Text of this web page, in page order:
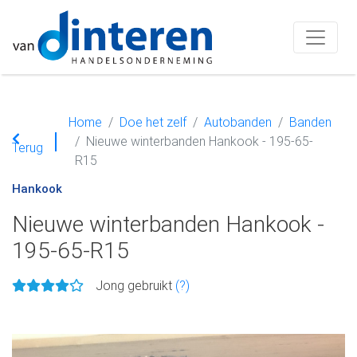
Terug
Home Doe het zelf Autobanden
Banden
Nieuwe winterbanden Hankook - 195-65-
R15
Hankook
Nieuwe winterbanden Hankook -
195-65-R15
Jong gebruikt (?)